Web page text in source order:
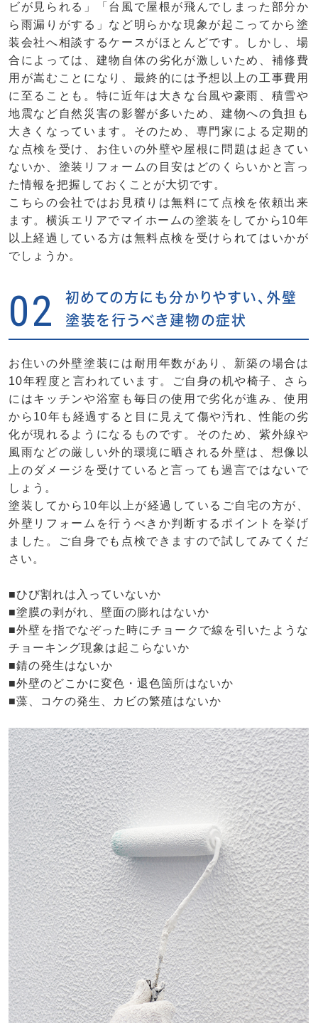
ビが見られる」「台風で屋根が飛んでしまった部分か
ら雨漏りがする」など明らかな現象が起こってから塗
装会社へ相談するケースがほとんどです。しかし、場
合によっては、建物自体の劣化が激しいため、補修費
用が嵩むことになり、最終的には予想以上の工事費用
に至ることも。特に近年は大きな台風や豪雨、積雪や
地震など自然災害の影響が多いため、建物への負担も
大きくなっています。そのため、専門家による定期的
な点検を受け、お住いの外壁や屋根に問題は起きてい
ないか、塗装リフォームの目安はどのくらいかと言っ
た情報を把握しておくことが大切です。
こちらの会社ではお見積りは無料にて点検を依頼出来
ます。横浜エリアでマイホームの塗装をしてから10年
以上経過している方は無料点検を受けられてはいかが
でしょうか。
02
初めての方にも分かりやすい、外壁
塗装を行うべき建物の症状
お住いの外壁塗装には耐用年数があり、新築の場合は
10年程度と言われています。ご自身の机や椅子、さら
にはキッチンや浴室も毎日の使用で劣化が進み、使用
から10年も経過すると目に見えて傷や汚れ、性能の劣
化が現れるようになるものです。そのため、紫外線や
風雨などの厳しい外的環境に晒される外壁は、想像以
上のダメージを受けていると言っても過言ではないで
しょう。
塗装してから10年以上が経過しているご自宅の方が、
外壁リフォームを行うべきか判断するポイントを挙げ
ました。ご自身でも点検できますので試してみてくだ
さい。
■ひび割れは入っていないか
■塗膜の剥がれ、壁面の膨れはないか
■外壁を指でなぞった時にチョークで線を引いたような
チョーキング現象は起こらないか
■錆の発生はないか
■外壁のどこかに変色・退色箇所はないか
■藻、コケの発生、カビの繁殖はないか